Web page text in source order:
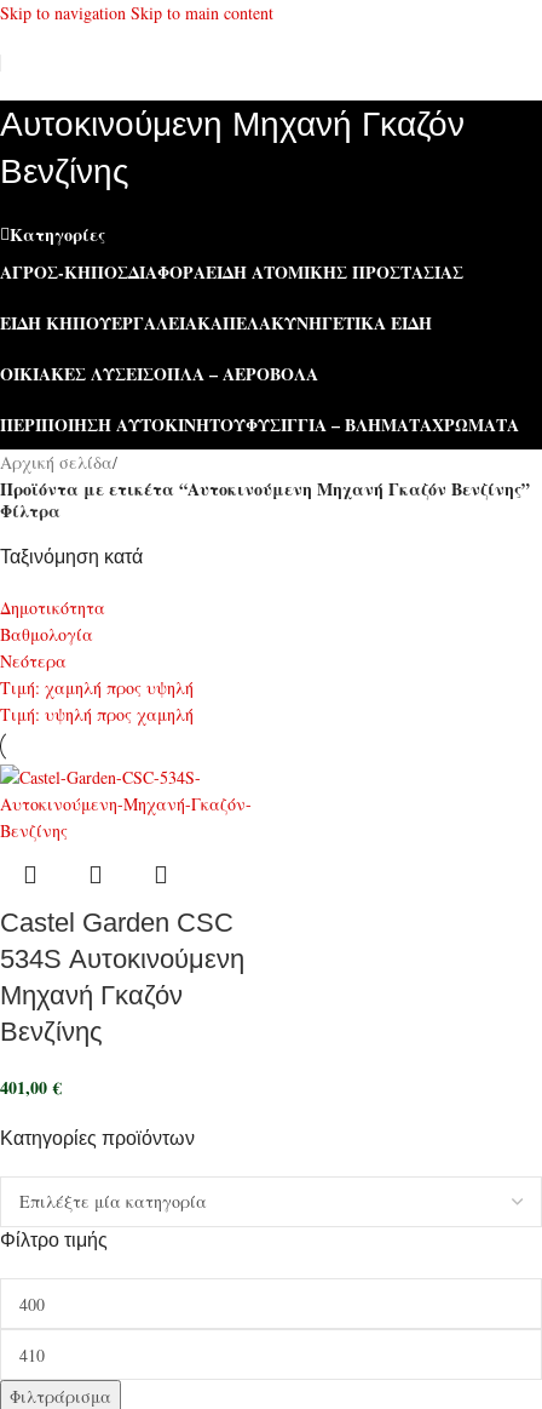
Skip to navigation Skip to main content
Αυτοκινούμενη Μηχανή Γκαζόν
Βενζίνης
Κατηγορίες
ΑΓΡΌΣ-ΚΉΠΟΣΔΙΆΦΟΡΑΕΊΔΗ ΑΤΟΜΙΚΉΣ ΠΡΟΣΤΑΣΊΑΣ
ΕΊΔΗ ΚΉΠΟΥΕΡΓΑΛΕΊΑΚΑΠΕΛΑΚΥΝΗΓΕΤΙΚΆ ΕΊΔΗ
ΟΙΚΙΑΚΈΣ ΛΎΣΕΙΣΌΠΛΑ – ΑΕΡΟΒΌΛΑ
ΠΕΡΙΠΟΊΗΣΗ ΑΥΤΟΚΙΝΉΤΟΥΦΥΣΊΓΓΙΑ – ΒΛΉΜΑΤΑΧΡΏΜΑΤΑ
Κατηγορίες προϊόντων
Φίλτρο τιμής
Φιλτράρισμα
Αρχική σελίδα/
Προϊόντα με ετικέτα “Αυτοκινούμενη Μηχανή Γκαζόν Βενζίνης”
Φίλτρα
Ταξινόμηση κατά
Δημοτικότητα
Bαθμολογία
Νεότερα
Τιμή: χαμηλή προς υψηλή
Τιμή: υψηλή προς χαμηλή
Castel Garden CSC
534S Αυτοκινούμενη
Μηχανή Γκαζόν
Βενζίνης
401,00€